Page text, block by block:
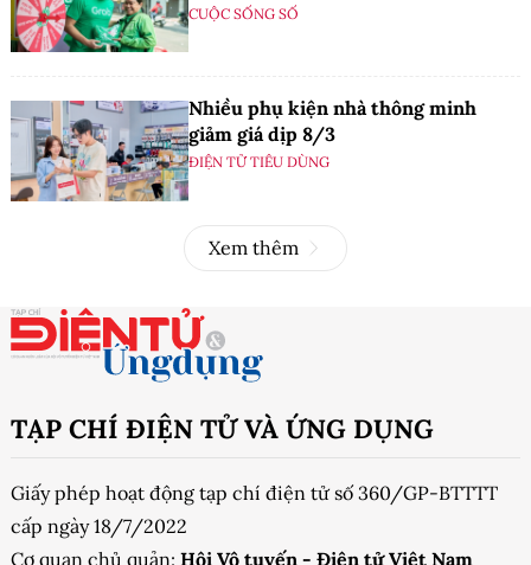
CUỘC SỐNG SỐ
Nhiều phụ kiện nhà thông minh
giảm giá dịp 8/3
ĐIỆN TỬ TIÊU DÙNG
Xem thêm
TẠP CHÍ ĐIỆN TỬ VÀ ỨNG DỤNG
Giấy phép hoạt động tạp chí điện tử số 360/GP-BTTTT
cấp ngày 18/7/2022
Cơ quan chủ quản: Hội Vô tuyến - Điện tử Việt Nam